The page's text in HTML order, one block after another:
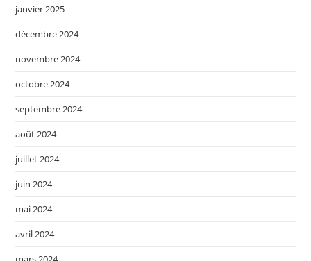
janvier 2025
décembre 2024
novembre 2024
octobre 2024
septembre 2024
août 2024
juillet 2024
juin 2024
mai 2024
avril 2024